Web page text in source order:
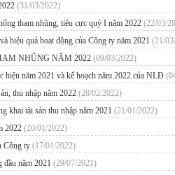
(31/03/2022)
tham nhũng, tiêu cực quý I năm 2022 (22/03/
hiệu quả hoạt động của Công ty năm 2021 (21/
NHŨNG NĂM 2022 (09/03/2022)
hiện năm 2021 và kế hoạch năm 2022 của NLĐ
thu nhập năm 2022 (28/02/2022)
khai tài sản thu nhập năm 2021 (21/01/2022)
2022 (20/01/2022)
Công ty (17/01/2022)
đầu năm 2021 (29/07/2021)